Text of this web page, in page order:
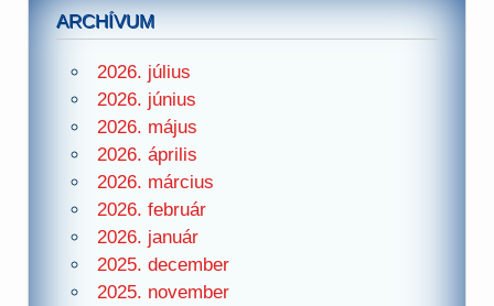
ARCHÍVUM
2026. július
2026. június
2026. május
2026. április
2026. március
2026. február
2026. január
2025. december
2025. november